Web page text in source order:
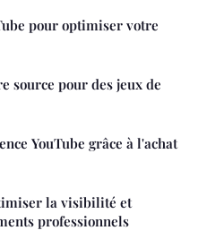
pour optimiser votre
source pour des jeux de
YouTube grâce à l'achat
la visibilité et
professionnels